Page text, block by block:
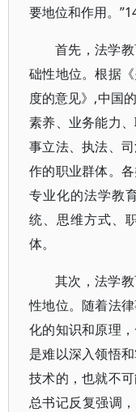
要地位和作用。
首先，法学
础性地位。根据
度的意见》,中国
素养、业务能力
事立法、执法、
作的职业群体。
专业化的法学教
统、思维方式、
体。
其次，法学
性地位。随着法
化的知识和原理
是难以深入领悟
技术的，也就不
总书记反复强调